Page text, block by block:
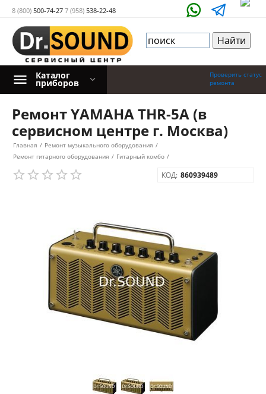
8 (800) 500-74-27 7 (958) 538-22-48
Проверить статус
ремонта
Каталог
приборов
Ремонт YAMAHA THR-5A (в
сервисном центре г. Москва)
Главная / Ремонт музыкального оборудования /
Ремонт гитарного оборудования / Гитарный комбо /
КОД: 860939489